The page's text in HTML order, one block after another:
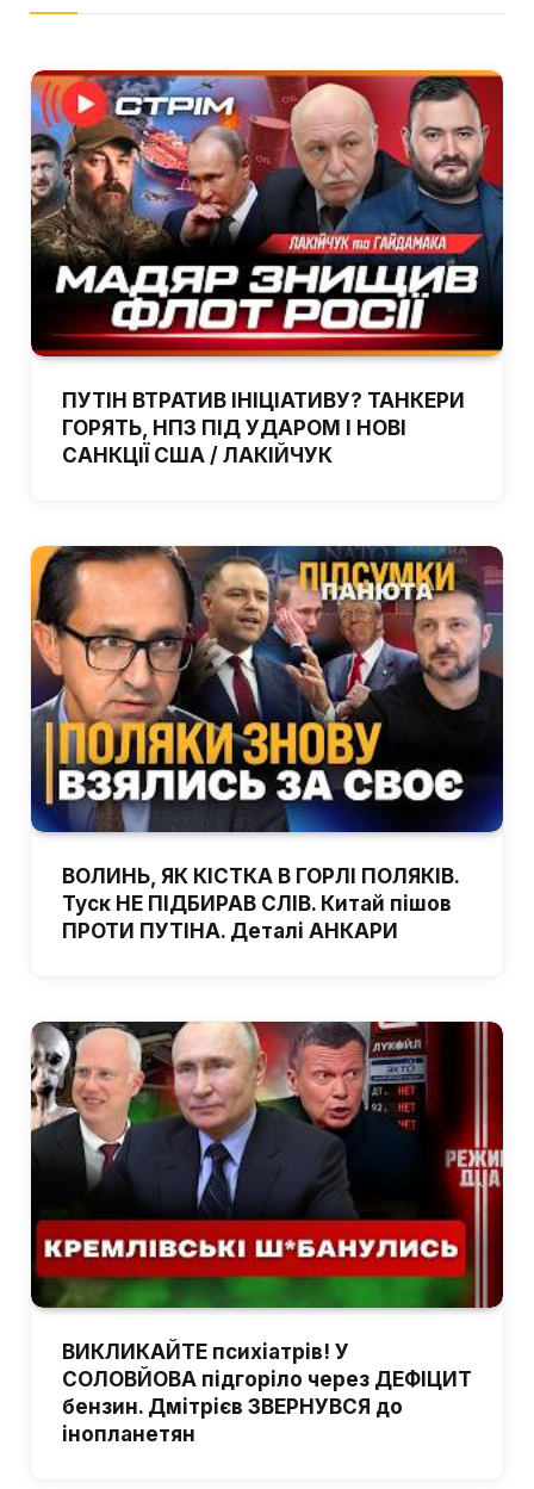
ПУТІН ВТРАТИВ ІНІЦІАТИВУ? ТАНКЕРИ
ГОРЯТЬ, НПЗ ПІД УДАРОМ І НОВІ
САНКЦІЇ США / ЛАКІЙЧУК
ВОЛИНЬ, ЯК КІСТКА В ГОРЛІ ПОЛЯКІВ.
Туск НЕ ПІДБИРАВ СЛІВ. Китай пішов
ПРОТИ ПУТІНА. Деталі АНКАРИ
ВИКЛИКАЙТЕ психіатрів! У
СОЛОВЙОВА підгоріло через ДЕФІЦИТ
бензин. Дмітрієв ЗВЕРНУВСЯ до
інопланетян